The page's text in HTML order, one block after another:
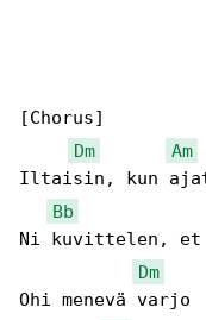
[Chorus]
Dm
Am
Iltaisin, kun
Bb
Ni kuvittelen,
Dm
Ohi menevä varjo